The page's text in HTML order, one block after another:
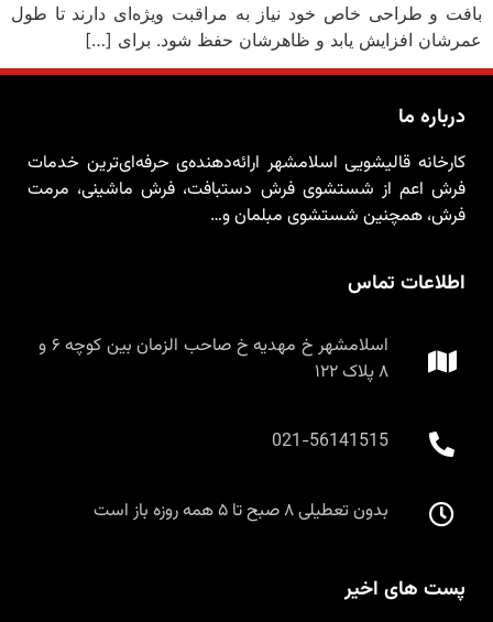
بافت و طراحی خاص خود نیاز به مراقبت ویژه‌ای دارند تا طول
عمرشان افزایش یابد و ظاهرشان حفظ شود. برای […]
درباره ما
کارخانه قالیشویی اسلامشهر ارائه‌دهنده‌ی حرفه‌ای‌ترین خدمات
فرش اعم از شستشوی فرش دستبافت، فرش ماشینی، مرمت
فرش، همچنین شستشوی مبلمان و…
اطلاعات تماس
اسلامشهر خ مهدیه خ صاحب الزمان بین کوچه ۶ و
۸ پلاک ۱۲۲
021-56141515
بدون تعطیلی ۸ صبح تا ۵ همه روزه باز است
پست های اخیر